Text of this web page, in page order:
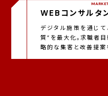
WEBコンサルタ
デジタル施策を通じ
質”を最大化。求職者
略的な集客と改善提案